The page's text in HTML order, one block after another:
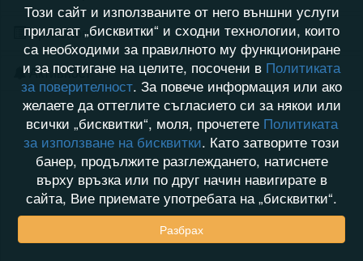
Хронология на игри
Активност
Този сайт и използваните от него външни услуги
прилагат „бисквитки“ и сходни технологии, които
са необходими за правилното му функциониране
и за постигане на целите, посочени в Политиката
за поверителност. За повече информация или ако
желаете да оттеглите съгласието си за някои или
всички „бисквитки“, моля, прочетете Политиката
за използване на бисквитки. Като затворите този
банер, продължите разглеждането, натиснете
върху връзка или по друг начин навигирате в
сайта, Вие приемате употребата на „бисквитки“.
Разбрах